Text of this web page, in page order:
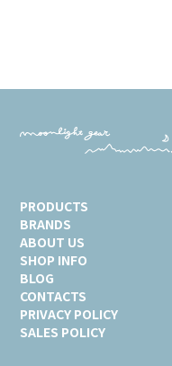
PRODUCTS
BRANDS
ABOUT US
SHOP INFO
BLOG
CONTACTS
PRIVACY POLICY
SALES POLICY